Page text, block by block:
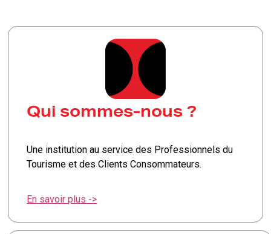
Qui sommes-nous ?
Une institution au service des Professionnels du
Tourisme et des Clients Consommateurs.
En savoir plus ->